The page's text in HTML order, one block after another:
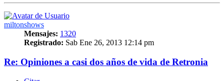
miltonshows
Mensajes: 1320
Registrado: Sab Ene 26, 2013 12:14 pm
Re: Opiniones a casi dos años de vida de Retronia